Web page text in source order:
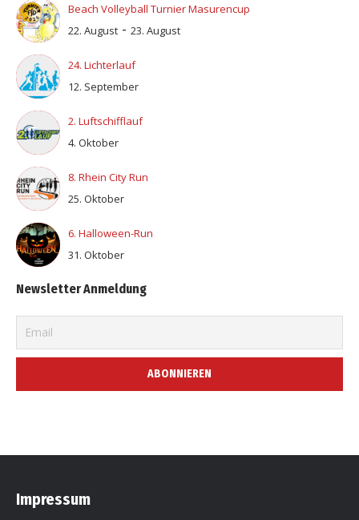
Beach Volleyball Turnier Masurencup
22. August - 23. August
24. Lichterlauf
12. September
2. Luftschifflauf
4. Oktober
8. Rhein City Run
25. Oktober
6. Halloween-Run
31. Oktober
Newsletter Anmeldung
Impressum